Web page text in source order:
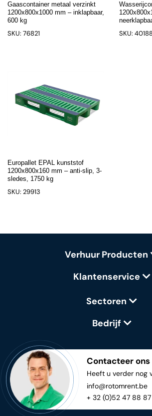
Gaascontainer metaal verzinkt
1200x800x1000 mm – inklapbaar,
600 kg
SKU: 76821 SKU: 40188
Europallet EPAL kunststof
1200x800x160 mm – anti-slip, 3-
sledes, 1750 kg
SKU: 29913
Verhuur Producten
Klantenservice
Sectoren
Bedrijf
Contacteer ons
Heeft u verder nog
info@rotomrent.be
+ 32 (0)52 47 88 87